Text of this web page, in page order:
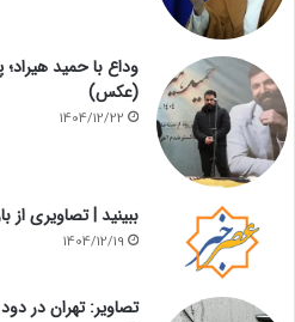
وداع با حمید
(عکس)
1404/12/22
ببینید | تصاویری از
1404/12/19
تصاویر: تهران در دود